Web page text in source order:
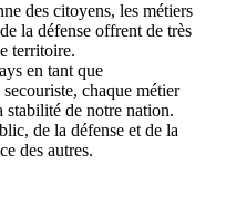
des citoyens, les métiers
la défense offrent de très
territoire.
en tant que
chaque métier
stabilité de notre nation.
de la défense et de la
des autres.